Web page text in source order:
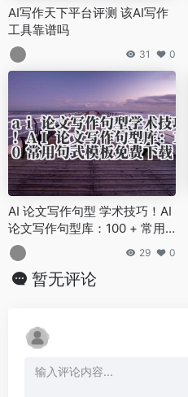
AI写作天下平台评测 该AI写作
工具靠谱吗
31 0
AI 论文写作句型 学术技巧！AI
论文写作句型库：100 + 常用
句式模板免费下载
29 0
暂无评论